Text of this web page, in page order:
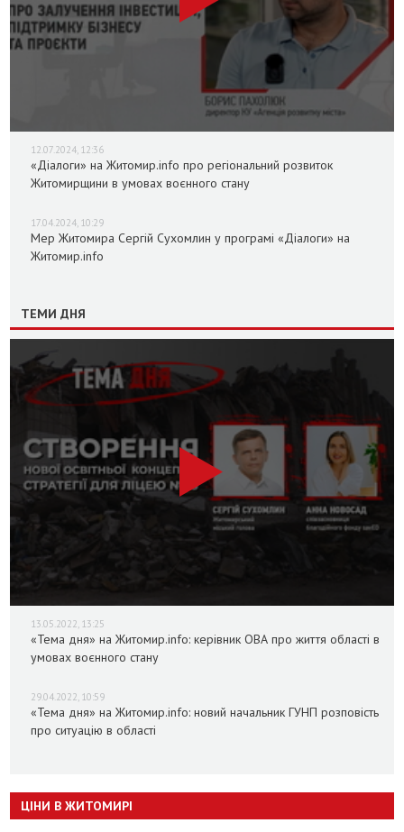
12.07.2024, 12:36
«Діалоги» на Житомир.info про регіональний розвиток
Житомирщини в умовах воєнного стану
17.04.2024, 10:29
Мер Житомира Сергій Сухомлин у програмі «Діалоги» на
Житомир.info
ТЕМИ ДНЯ
13.05.2022, 13:25
«Тема дня» на Житомир.info: керівник ОВА про життя області в
умовах воєнного стану
29.04.2022, 10:59
«Тема дня» на Житомир.info: новий начальник ГУНП розповість
про ситуацію в області
ЦІНИ В ЖИТОМИРІ